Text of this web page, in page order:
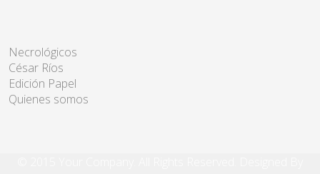
Necrológicos
César Ríos
Edición Papel
Quienes somos